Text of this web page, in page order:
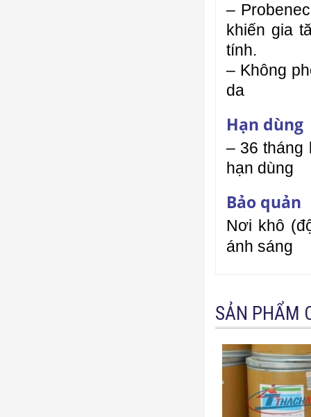
–
khiến gia
tính.
– Không
da
Hạn dùng
– 36 tháng
hạn dùng
Bảo quản
Nơi khô
ánh sáng
SẢN PHẨM